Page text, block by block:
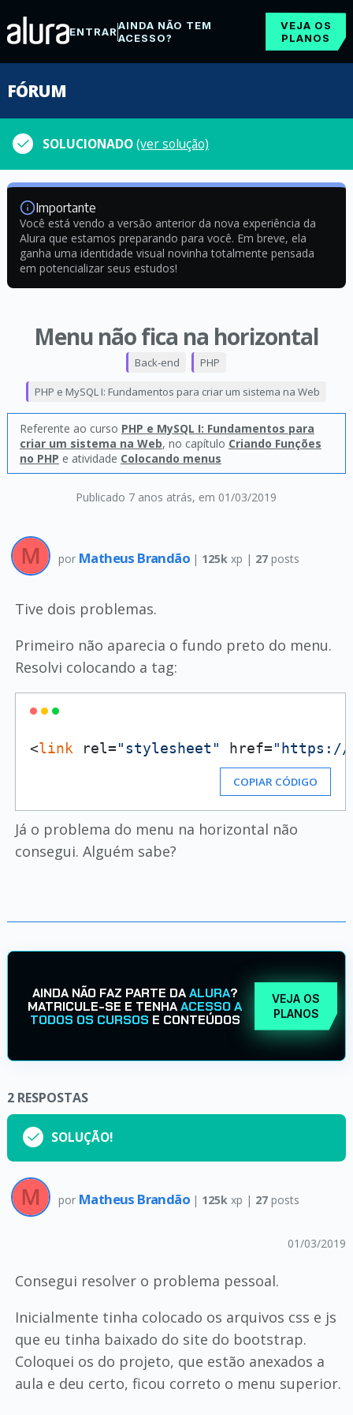
ENTRARAINDA NÃO TEM
ACESSO?
VEJA OS
PLANOS
FÓRUM
SOLUCIONADO(ver solução)
Importante
Você está vendo a versão anterior da nova experiência da
Alura que estamos preparando para você. Em breve, ela
ganha uma identidade visual novinha totalmente pensada
em potencializar seus estudos!
Menu não fica na horizontal
Publicado 7 anos atrás, em 01/03/2019
Back-end PHP
PHP e MySQL I: Fundamentos para criar um sistema na Web
Referente ao curso PHP e MySQL I: Fundamentos para
criar um sistema na Web, no capítulo Criando Funções
no PHP e atividade Colocando menus
por Matheus Brandão | 125k xp | 27 posts
Tive dois problemas.
Primeiro não aparecia o fundo preto do menu.
Resolvi colocando a tag:
<link rel="stylesheet" href="https://
COPIAR CÓDIGO
Já o problema do menu na horizontal não
consegui. Alguém sabe?
AINDA NÃO FAZ PARTE DAALURA?
MATRICULE-SE E TENHAACESSO A
TODOS OS CURSOS E CONTEÚDOS
VEJA OS
PLANOS
2 RESPOSTAS
SOLUÇÃO!
por Matheus Brandão | 125k xp | 27 posts
01/03/2019
Consegui resolver o problema pessoal.
Inicialmente tinha colocado os arquivos css e js
que eu tinha baixado do site do bootstrap.
Coloquei os do projeto, que estão anexados a
aula e deu certo, ficou correto o menu superior.